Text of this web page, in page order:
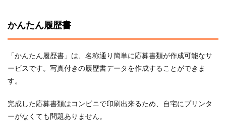
かんたん履歴書
「かんたん履歴書」は、名称通り簡単に応募書類が作成可能なサ
ービスです。写真付きの履歴書データを作成することができま
す。
完成した応募書類はコンビニで印刷出来るため、自宅にプリンタ
ーがなくても問題ありません。